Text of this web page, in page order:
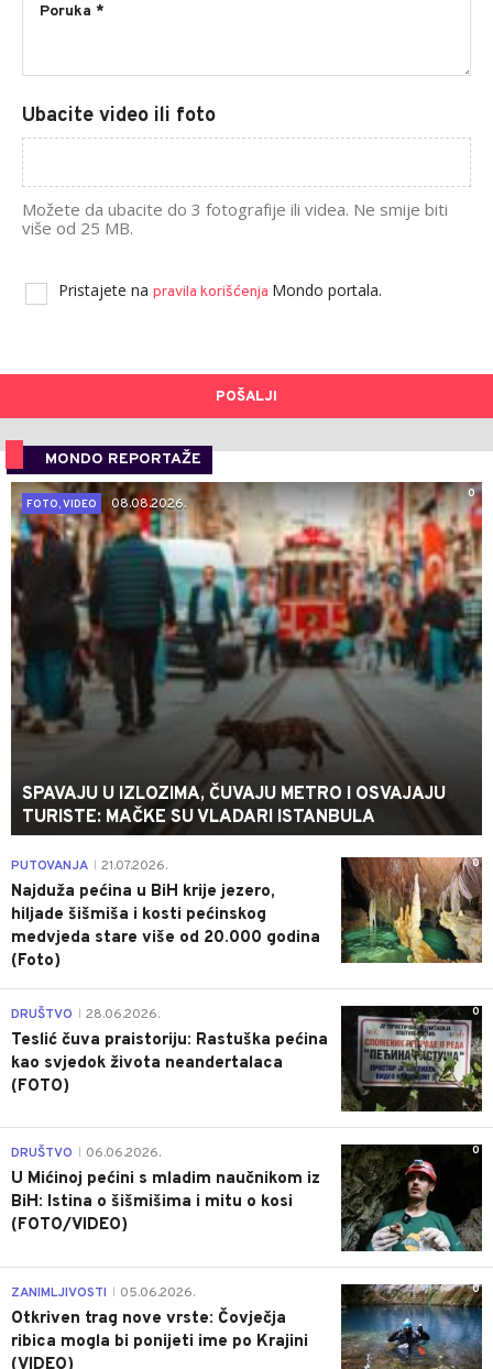
Ubacite video ili foto
Možete da ubacite do 3 fotografije ili videa. Ne smije biti
više od 25 MB.
Pristajete na pravila korišćenja Mondo portala.
POŠALJI
MONDO REPORTAŽE
0
FOTO, VIDEO
08.08.2026.
SPAVAJU U IZLOZIMA, ČUVAJU METRO I OSVAJAJU
TURISTE: MAČKE SU VLADARI ISTANBULA
0
PUTOVANJA 21.07.2026.
Najduža pećina u BiH krije jezero,
hiljade šišmiša i kosti pećinskog
medvjeda stare više od 20.000 godina
(Foto)
0
DRUŠTVO 28.06.2026.
Teslić čuva praistoriju: Rastuška pećina
kao svjedok života neandertalaca
(FOTO)
0
DRUŠTVO 06.06.2026.
U Mićinoj pećini s mladim naučnikom iz
BiH: Istina o šišmišima i mitu o kosi
(FOTO/VIDEO)
0
ZANIMLJIVOSTI 05.06.2026.
Otkriven trag nove vrste: Čovječja
ribica mogla bi ponijeti ime po Krajini
(VIDEO)